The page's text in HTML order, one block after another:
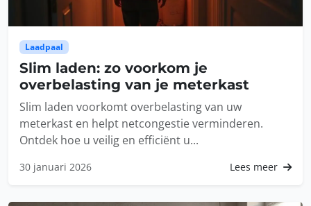
Laadpaal
Slim laden: zo voorkom je
overbelasting van je meterkast
Slim laden voorkomt overbelasting van uw
meterkast en helpt netcongestie verminderen.
Ontdek hoe u veilig en efficiënt u...
30 januari 2026 Lees meer